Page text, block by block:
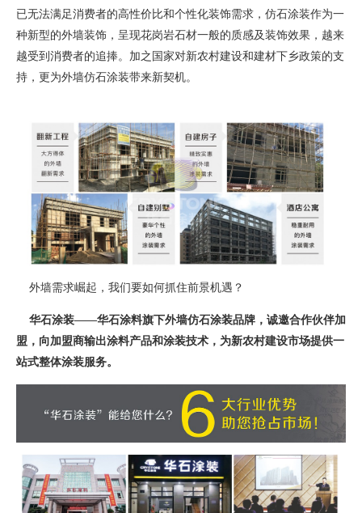
已无法满足消费者的高性价比和个性化装饰需求，仿石涂装作为一
种新型的外墙装饰，呈现花岗岩石材一般的质感及装饰效果，越来
越受到消费者的追捧。加之国家对新农村建设和建材下乡政策的支
持，更为外墙仿石涂装带来新契机。
外墙需求崛起，我们要如何抓住前景机遇？
华石涂装——华石涂料旗下外墙仿石涂装品牌，诚邀合作伙伴加
盟，向加盟商输出涂料产品和涂装技术，为新农村建设市场提供一
站式整体涂装服务。